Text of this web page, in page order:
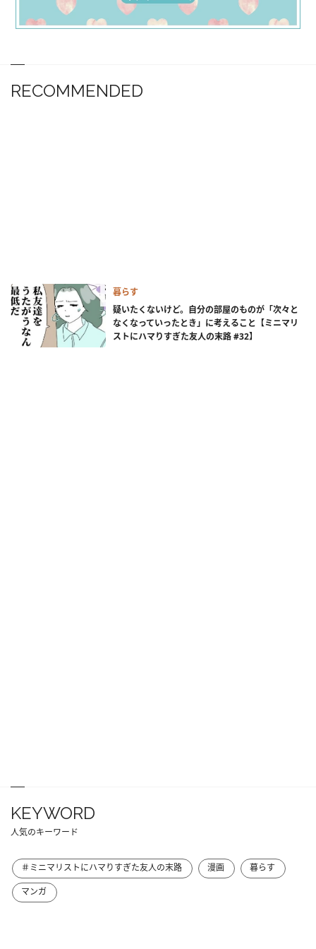
RECOMMENDED
暮らす
疑いたくないけど。自分の部屋のものが「次々と
なくなっていったとき」に考えること【ミニマリ
ストにハマりすぎた友人の末路 #32】
KEYWORD
人気のキーワード
＃ミニマリストにハマりすぎた友人の末路 漫画
暮らす
マンガ